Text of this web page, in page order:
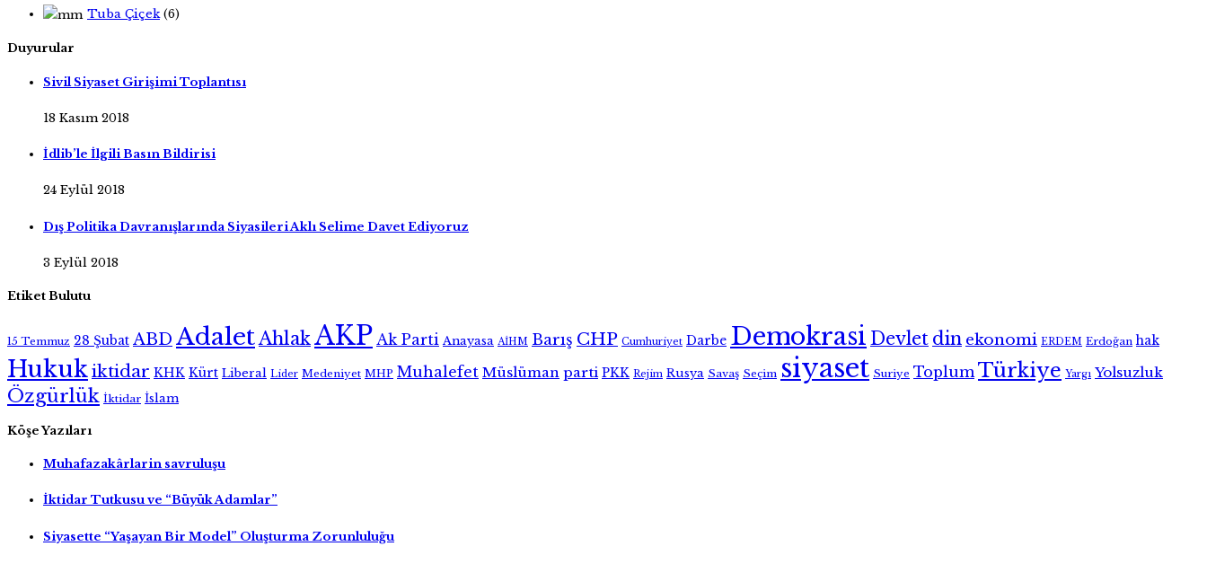
Tuba Çiçek(6)
Duyurular
Sivil Siyaset Girişimi Toplantısı
18 Kasım 2018
İdlib’le İlgili Basın Bildirisi
24 Eylül 2018
Dış Politika Davranışlarında Siyasileri Aklı Selime Davet Ediyoruz
3 Eylül 2018
Etiket Bulutu
15 Temmuz 28 Şubat ABD AdaletAhlak AKP Ak Parti Anayasa AİHM Barış CHP Cumhuriyet Darbe Demokrasi Devlet din ekonomi ERDEM Erdoğan hak
Hukukiktidar KHK Kürt Liberal Lider Medeniyet MHP Muhalefet Müslüman parti PKK Rejim Rusya Savaş Seçim siyaset Suriye Toplum Türkiye Yargı Yolsuzluk
Özgürlük İktidar İslam
Köşe Yazıları
Muhafazakârlarin savruluşu
İktidar Tutkusu ve “Büyük Adamlar”
Siyasette “Yaşayan Bir Model” Oluşturma Zorunluluğu